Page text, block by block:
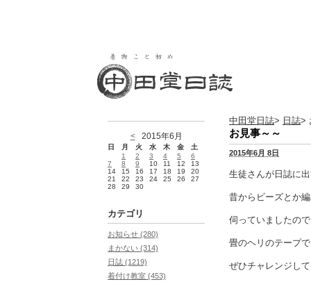
中田堂日誌> 日誌>
お見事～～
2015年6月 8日
生徒さんが日誌に
昔からビーズとか
伺っていましたの
畳のヘリのテープ
ぜひチャレンジし
<2015年6月
日 月 火 水 木 金
土
1
2 3 4 5
6
7
8 9 10 11 12
13
14
15 16 17 18 19
20
21
22 23 24 25 26
27
28
29 30
カテゴリ
お知らせ (280)
まかない (314)
日誌 (1219)
着付け教室 (453)